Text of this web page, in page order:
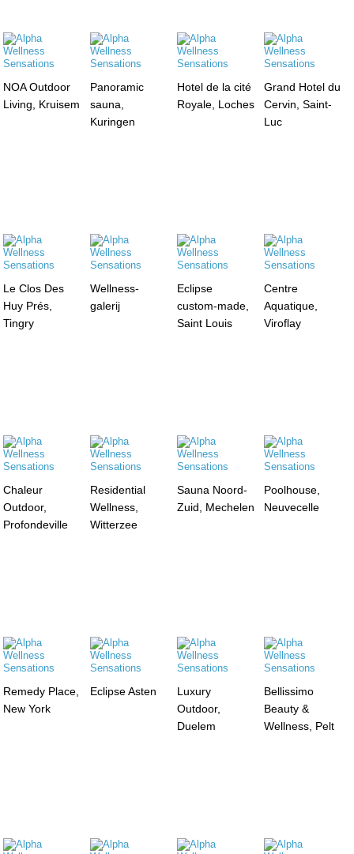
NOA Outdoor
Living, Kruisem
Panoramic
sauna,
Kuringen
Hotel de la cité
Royale, Loches
Grand Hotel du
Cervin, Saint-
Luc
Le Clos Des
Huy Prés,
Tingry
Wellness-
galerij
Eclipse
custom-made,
Saint Louis
Centre
Aquatique,
Viroflay
Chaleur
Outdoor,
Profondeville
Residential
Wellness,
Witterzee
Sauna Noord-
Zuid, Mechelen
Poolhouse,
Neuvecelle
Remedy Place,
New York
Eclipse Asten
Luxury
Outdoor,
Duelem
Bellissimo
Beauty &
Wellness, Pelt